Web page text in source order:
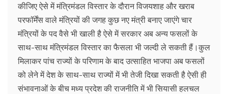
कीजिए ऐसे में मंत्रिमंडल विस्तार के दौरान विजयशाह और खराब
परफॉर्मेंस वाले मंत्रियों की जगह कुछ नए मंत्री बनाए जाएंगे चार
मंत्रियों के पद वैसे भी खाली है ऐसे में सरकार अब अन्य फसलों के
साथ-साथ मंत्रिमंडल विस्तार का फैसला भी जल्दी ले सकती हैं।कुल
मिलाकर पांच राज्यों के परिणाम के बाद उत्साहित भाजपा अब फसलों
को लेने में देश के साथ-साथ राज्यों में भी तेजी दिखा सकती है ऐसी ही
संभावनाओं के बीच मध्य प्रदेश की राजनीति में भी सियासी हलचल